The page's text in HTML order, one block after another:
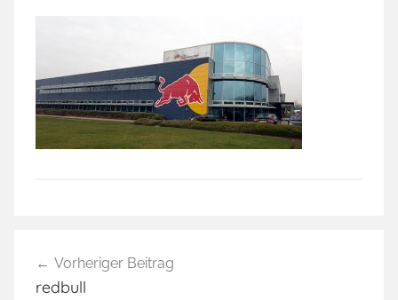
Vorheriger Beitrag
redbull